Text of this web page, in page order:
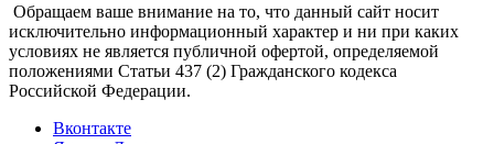
Обращаем ваше внимание на то, что данный сайт носит
исключительно информационный характер и ни при каких
условиях не является публичной офертой, определяемой
положениями Статьи 437 (2) Гражданского кодекса
Российской Федерации.
Вконтакте